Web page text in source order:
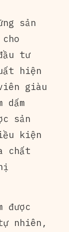
sản
tư
hiện
giàu
dấm
sản
kiện
chất
được
nhiên,